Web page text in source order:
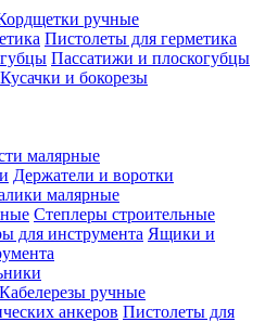
ручные
Пистолеты для герметика
Пассатижи и плоскогубцы
Кусачки и бокорезы
малярные
Держатели и воротки
малярные
Степлеры строительные
Ящики и
Кабелерезы ручные
Пистолеты для